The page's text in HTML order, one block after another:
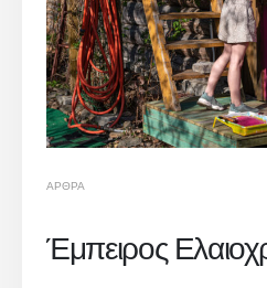
ΆΡΘΡΑ
Έμπειρος